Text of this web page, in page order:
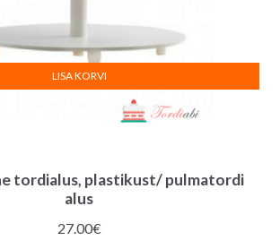
tordialus, plastikust/ pulmatordi
alus
27.00€
LISA KORVI